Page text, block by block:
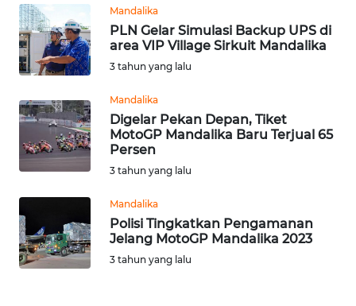
Mandalika
PLN Gelar Simulasi Backup UPS di
area VIP Village Sirkuit Mandalika
3 tahun yang lalu
Mandalika
Digelar Pekan Depan, Tiket
MotoGP Mandalika Baru Terjual 65
Persen
3 tahun yang lalu
Mandalika
Polisi Tingkatkan Pengamanan
Jelang MotoGP Mandalika 2023
3 tahun yang lalu
PAPUA
WN
PAPUA
WN
RIAU
SERAMBI
WN
JAMBI